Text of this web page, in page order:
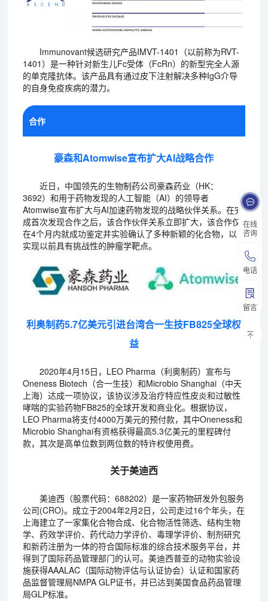
在线
咨询
电话
留言
Immunovant候选研究产品IMVT-1401（以前称为RVT-
1401）是一种针对新生儿Fc受体（FcRn）的新型完全人源
的单克隆抗体。该产品具有通过皮下注射解决多种IgG介导
的自身免疫疾病的潜力。
合作
豪森和Atomwise宣布扩大AI战略合作
近日，中国领先的生物制药公司豪森药业（HK：
3692）和用于药物发现的人工智能（AI）的领导者
Atomwise宣布扩大与AI加速药物发现的战略伙伴关系。在完
成首次发现合作之后，该合作伙伴关系立即扩大，该合作仅
在4个月内就成功鉴定并实验确认了多种新颖的化合物，以
实现以前具有挑战性的肿瘤学靶点。
利奥制药5.7亿美元引进台湾合一生技FB825全球权
益
2020年4月15日，LEO Pharma（利奥制药）宣布与
Oneness Biotech（合一生技）和Microbio Shanghai（中天
上海）达成一项协议，该协议涉及治疗特应性皮炎和过敏性
哮喘的实验药物FB825的全球开发和商业化。根据协议，
LEO Pharma将支付4000万美元的预付款，其中Oneness和
Microbio Shanghai有资格获得最高5.3亿美元的里程碑付
款，其次是高单位数到两位数的特许权使用费。
关于美迪西
美迪西（股票代码：688202）是一家药物研发外包服务
公司(CRO)。成立于2004年2月2日，公司走过16个年头，在
上海建立了一家集化合物合成、化合物活性筛选、结构生物
学、药效学评价、药代动力学评价、毒理学评价、制剂研究
和新药注册为一体的符合国际标准的综合技术服务平台，并
得到了国际药品管理部门的认可。美迪西普亚的动物实验设
施获得AAALAC（国际动物评估与认证协会）认证和国家药
品监督管理局NMPA GLP证书，并已达到美国食品药品管理
局GLP标准。